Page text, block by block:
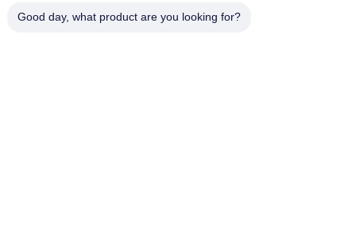
Good day, what product are you looking for?